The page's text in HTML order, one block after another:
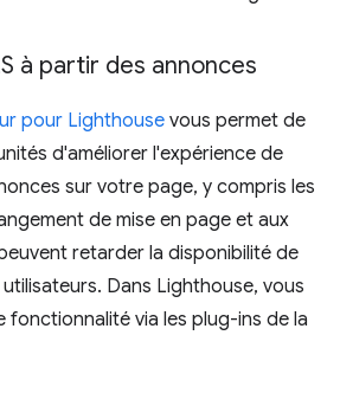
à partir des annonces
pour Lighthouse vous permet de
d'améliorer l'expérience de
sur votre page, y compris les
de mise en page et aux
retarder la disponibilité de
Dans Lighthouse, vous
fonctionnalité via les plug-ins de la